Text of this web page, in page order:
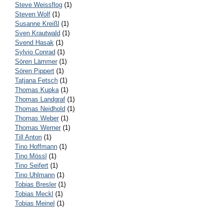
Steve Weissflog (1)
Steven Wolf (1)
Susanne Kreißl (1)
Sven Krautwald (1)
Svend Hasak (1)
Sylvio Conrad (1)
Sören Lämmer (1)
Sören Pippert (1)
Tatjana Fetsch (1)
Thomas Kupka(1)
Thomas Landgraf (1)
Thomas Neidhold (1)
Thomas Weber (1)
Thomas Werner (1)
Till Anton (1)
Tino Hoffmann (1)
Tino Mössl (1)
Tino Seifert (1)
Tino Uhlmann (1)
Tobias Bresler (1)
Tobias Meckl (1)
Tobias Meinel (1)